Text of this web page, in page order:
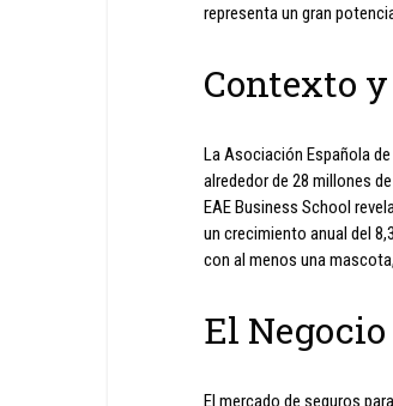
representa un gran
Contexto
La Asociación Española
alrededor de 28 millones
EAE Business School
un crecimiento anual del
con al menos una
El